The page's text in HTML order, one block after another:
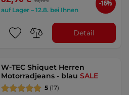
auf Lager – 12.8. bei Ihnen
-16%
Detail
W-TEC Shiquet Herren
Motorradjeans - blauSALE
5 (17)